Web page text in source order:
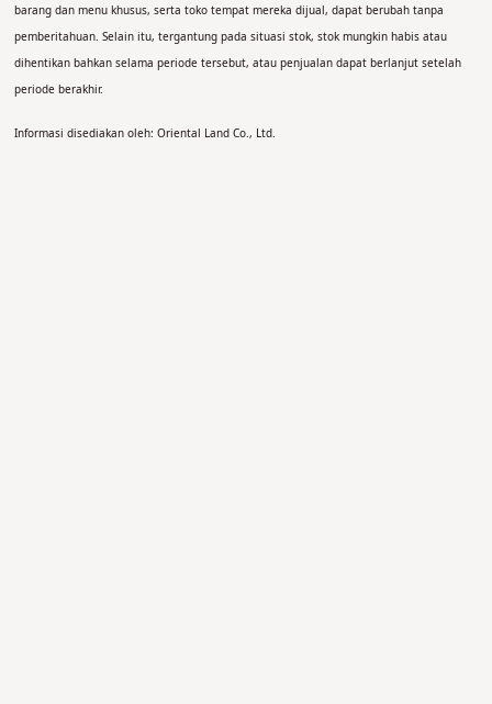
barang dan menu khusus, serta toko tempat mereka dijual, dapat berubah tanpa
pemberitahuan. Selain itu, tergantung pada situasi stok, stok mungkin habis atau
dihentikan bahkan selama periode tersebut, atau penjualan dapat berlanjut setelah
periode berakhir.
Informasi disediakan oleh: Oriental Land Co., Ltd.